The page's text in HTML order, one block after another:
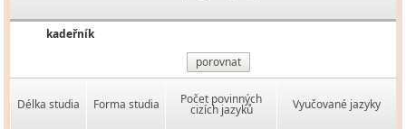
kadeřník
porovnat
Délka studia Forma studia Počet povinných
cizích jazyků Vyučované jazyky